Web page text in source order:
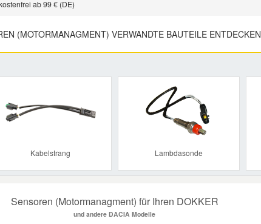
ab 99 € (DE)
(MOTORMANAGMENT) VERWANDTE BAUTEILE ENTDECKEN
Kabelstrang Lambdasonde
Sensoren (Motormanagment) für Ihren DOKKER
und andere DACIA Modelle